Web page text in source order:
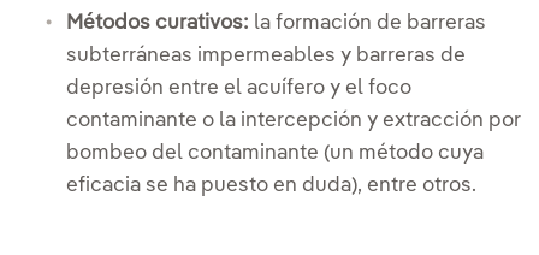
Métodos curativos: la formación de barreras
subterráneas impermeables y barreras de
depresión entre el acuífero y el foco
contaminante o la intercepción y extracción por
bombeo del contaminante (un método cuya
eficacia se ha puesto en duda), entre otros.